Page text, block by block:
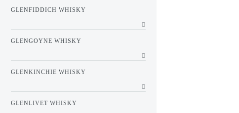
GLENFIDDICH WHISKY
GLENGOYNE WHISKY
GLENKINCHIE WHISKY
GLENLIVET WHISKY